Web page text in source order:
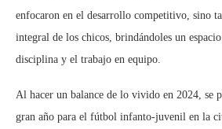
enfocaron en el desarrollo competitivo, sino
integral de los chicos, brindándoles un
disciplina y el trabajo en equipo.
Al hacer un balance de lo vivido en 2024, se
gran año para el fútbol infanto-juvenil en la